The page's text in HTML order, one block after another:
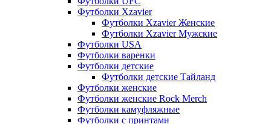
Футболки Xzavier
Футболки Xzavier Женские
Футболки Xzavier Мужские
Футболки USA
Футболки варенки
Футболки детские
Футболки детские Тайланд
Футболки женские
Футболки женские Rock Merch
Футболки камуфляжные
Футболки с принтами